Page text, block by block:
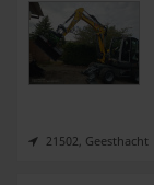
21502, Geesthacht